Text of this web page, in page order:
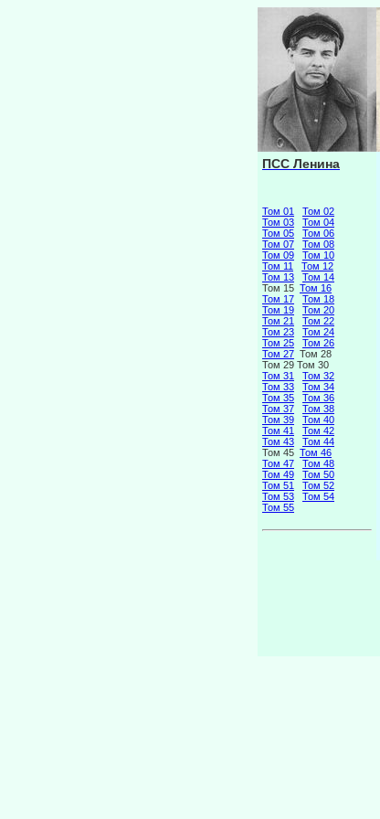
ПСС Ленина
Том 01
Том 02
Том 03
Том 04
Том 05
Том 06
Том 07
Том 08
Том 09
Том 10
Том 11
Том 12
Том 13
Том 14
Том 15 Том 16
Том 17
Том 18
Том 19
Том 20
Том 21
Том 22
Том 23
Том 24
Том 25
Том 26
Том 27 Том 28
Том 29 Том 30
Том 31
Том 32
Том 33
Том 34
Том 35
Том 36
Том 37
Том 38
Том 39
Том 40
Том 41
Том 42
Том 43
Том 44
Том 45 Том 46
Том 47
Том 48
Том 49
Том 50
Том 51
Том 52
Том 53
Том 54
Том 55